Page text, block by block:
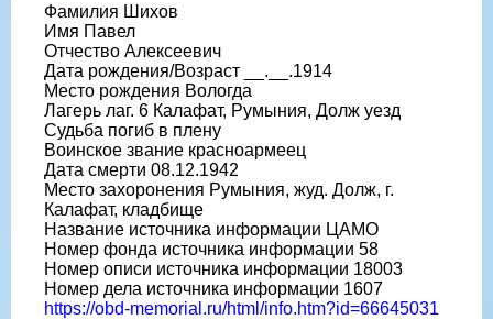
Фамилия Шихов
Имя Павел
Отчество Алексеевич
Дата рождения/Возраст __.__.1914
Место рождения Вологда
Лагерь лаг. 6 Калафат, Румыния, Долж уезд
Судьба погиб в плену
Воинское звание красноармеец
Дата смерти 08.12.1942
Место захоронения Румыния, жуд. Долж, г.
Калафат, кладбище
Название источника информации ЦАМО
Номер фонда источника информации 58
Номер описи источника информации 18003
Номер дела источника информации 1607
https://obd-memorial.ru/html/info.htm?id=66645031